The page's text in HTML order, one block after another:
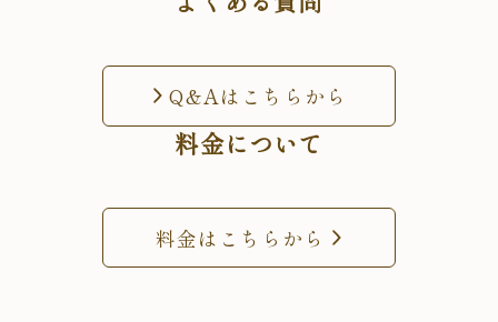
Q&Aはこちらから
料金について
料金はこちらから